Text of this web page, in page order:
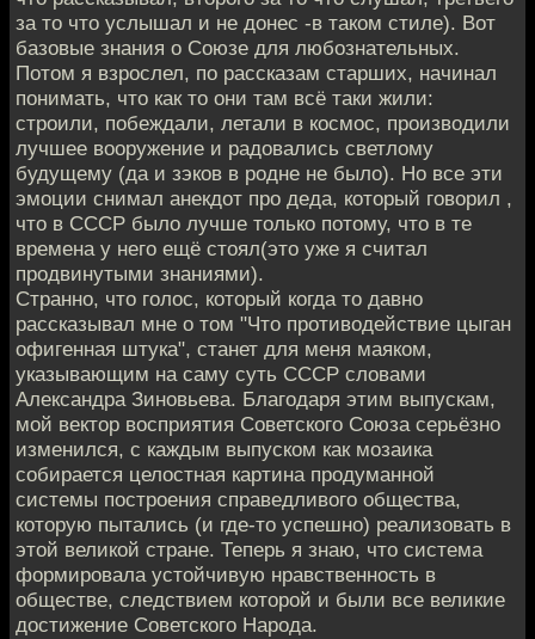
за то что услышал и не донес -в таком стиле). Вот
базовые знания о Союзе для любознательных.
Потом я взрослел, по рассказам старших, начинал
понимать, что как то они там всё таки жили:
строили, побеждали, летали в космос, производили
лучшее вооружение и радовались светлому
будущему (да и зэков в родне не было). Но все эти
эмоции снимал анекдот про деда, который говорил ,
что в СССР было лучше только потому, что в те
времена у него ещё стоял(это уже я считал
продвинутыми знаниями).
Странно, что голос, который когда то давно
рассказывал мне о том "Что противодействие цыган
офигенная штука", станет для меня маяком,
указывающим на саму суть СССР словами
Александра Зиновьева. Благодаря этим выпускам,
мой вектор восприятия Советского Союза серьёзно
изменился, с каждым выпуском как мозаика
собирается целостная картина продуманной
системы построения справедливого общества,
которую пытались (и где-то успешно) реализовать в
этой великой стране. Теперь я знаю, что система
формировала устойчивую нравственность в
обществе, следствием которой и были все великие
достижение Советского Народа.